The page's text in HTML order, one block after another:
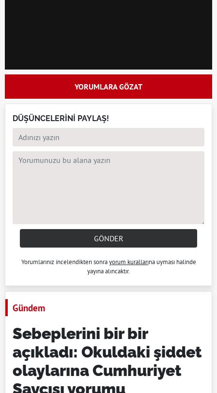
YORUMLARA GÖZAT
DÜŞÜNCELERİNİ PAYLAŞ!
GÖNDER
Yorumlarınız incelendikten sonrayorum kurallarına uyması halinde
yayına alıncaktır.
Gündem
Sebeplerini bir bir
açıkladı: Okuldaki şiddet
olaylarına Cumhuriyet
Savcısı yorumu